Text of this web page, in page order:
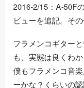
2016-2/15：A-50F
ビューを追記。そ
フラメンコギター
も、実態は良くわ
僕もフラメンコ音
ーかな？くらいの